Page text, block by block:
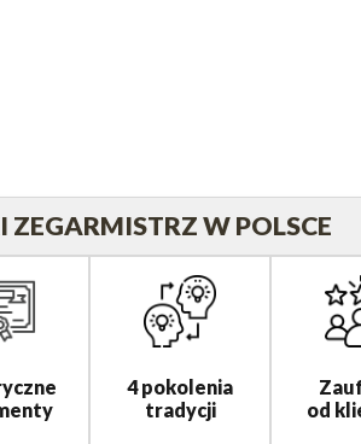
ZEGARMISTRZ W POLSCE
4 pokolenia
tradycji
od